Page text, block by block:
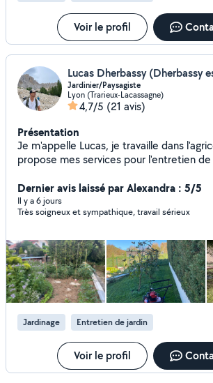
Voir le profil
Lucas Dherbassy (Dherbassy
Jardinier/Paysagiste
Lyon (Trarieux-Lacassagne)
4,7/5 (21 avis)
Présentation
Je m'appelle Lucas, je travaille dans
propose mes services pour l'entretien
comprendre le fonctionnement du sols et
donc de bonnes notions dans le végétal.
Dernier avis laissé par Alexandra : 5/5
Il y a 6 jours
Très soigneux et sympathique, travail sérieux
Jardinage Entretien de jardin
Voir le profil